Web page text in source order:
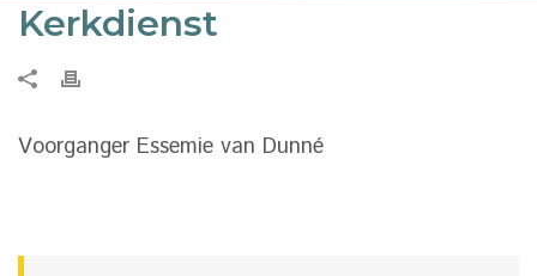
Kerkdienst
Voorganger Essemie van Dunné